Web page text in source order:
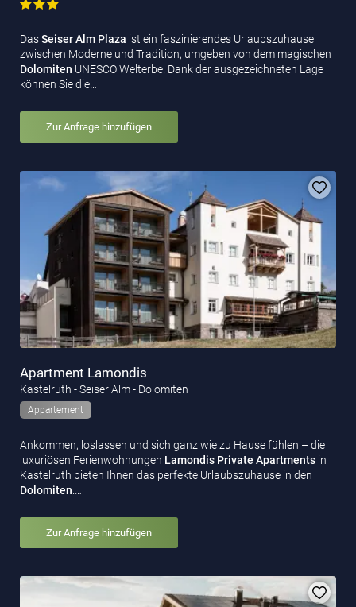
DasSeiser Alm Plaza ist ein faszinierendes Urlaubszuhause
zwischen Moderne und Tradition, umgeben von dem magischen
Dolomiten UNESCO Welterbe. Dank der ausgezeichneten Lage
können Sie die…
Zur Anfrage hinzufügen
Apartment Lamondis
Kastelruth - Seiser Alm - Dolomiten
Appartement
Ankommen, loslassen und sich ganz wie zu Hause fühlen – die
luxuriösen Ferienwohnungen Lamondis Private Apartments in
Kastelruth bieten Ihnen das perfekte Urlaubszuhause in den
Dolomiten
Zur Anfrage hinzufügen